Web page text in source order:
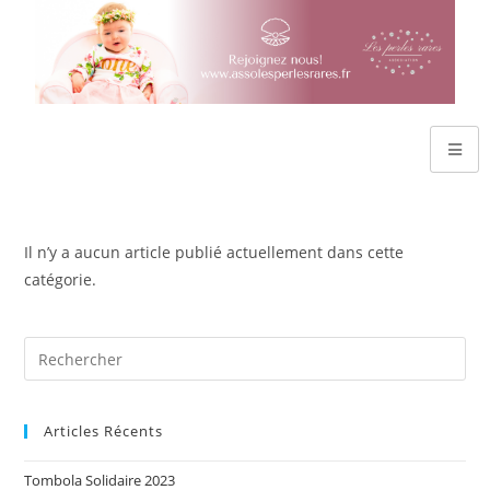
Il n’y a aucun article publié actuellement dans cette
catégorie.
Articles Récents
Tombola Solidaire 2023